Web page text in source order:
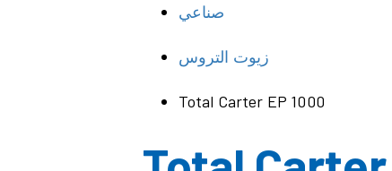
صناعي
زيوت التروس
Total Carter EP 1000